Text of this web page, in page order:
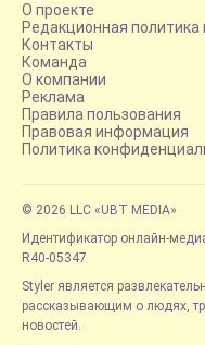
О проекте
Редакционная политика
Контакты
Команда
О компании
Реклама
Правила пользования
Правовая информация
Политика
© 2026 LLC «UBT MEDIA»
Идентификатор онлайн-
R40-05347
Styler является
рассказывающим о людях,
новостей.